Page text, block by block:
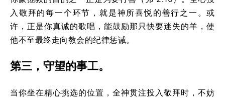
入敬拜的每一个环节，就是神所喜悦的善行之一。或
许，正是你真诚的歌唱，能鼓励那只快要迷失的羊，使
他不至最终走向教会的纪律惩诫。
第三，守望的事工。
当你坐在精心挑选的位置，全神贯注投入敬拜时，不妨